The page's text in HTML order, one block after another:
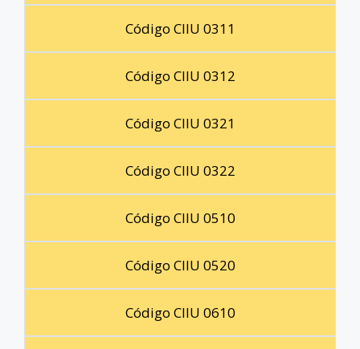
Código CIIU 0311
Código CIIU 0312
Código CIIU 0321
Código CIIU 0322
Código CIIU 0510
Código CIIU 0520
Código CIIU 0610